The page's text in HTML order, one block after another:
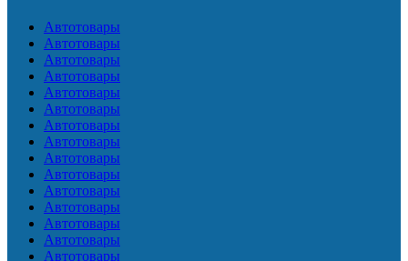
Автотовары
Автотовары
Автотовары
Автотовары
Автотовары
Автотовары
Автотовары
Автотовары
Автотовары
Автотовары
Автотовары
Автотовары
Автотовары
Автотовары
Автотовары